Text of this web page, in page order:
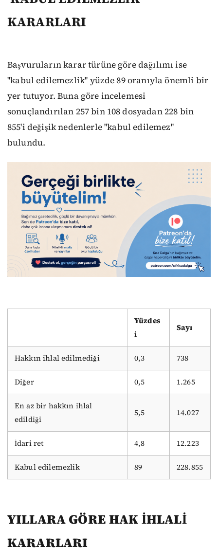
KARARLARI
Başvuruların karar türüne göre dağılımı ise
''kabul edilemezlik'' yüzde 89 oranıyla önemli bir
yer tutuyor. Buna göre incelemesi
sonuçlandırılan 257 bin 108 dosyadan 228 bin
855'i değişik nedenlerle ''kabul edilemez''
bulundu.
Yüzdes
i
Sayı
Hakkın ihlal edilmediği 0,3 738
Diğer 0,5 1.265
En az bir hakkın ihlal
edildiği
5,5 14.027
İdari ret 4,8 12.223
Kabul edilemezlik 89 228.855
YILLARA GÖRE HAK İHLALİ
KARARLARI